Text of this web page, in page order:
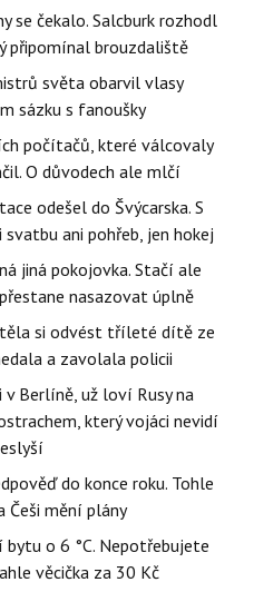
se čekalo. Salcburk rozhodl
připomínal brouzdaliště
světa obarvil vlasy
sázku s fanoušky
počítačů, které válcovaly
O důvodech ale mlčí
odešel do Švýcarska. S
ani pohřeb, jen hokej
jiná pokojovka. Stačí ale
nasazovat úplně
si odvést tříleté dítě ze
a zavolala policii
Berlíně, už loví Rusy na
který vojáci nevidí
do konce roku. Tohle
Češi mění plány
o 6 °C. Nepotřebujete
věcička za 30 Kč